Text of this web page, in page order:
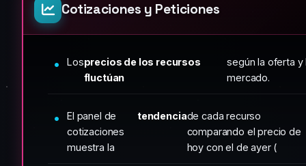
Cotizaciones y Peticiones
Losprecios de los recursos
fluctúan
según la oferta y
mercado.
El panel de
cotizaciones
muestra la
tendenciade cada recurso
comparando el precio de
hoy con el de ayer (